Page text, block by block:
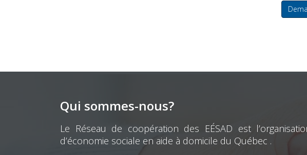
Qui sommes-nous?
Le Réseau de coopération des EÉSAD est
d’économie sociale en aide à domicile du Québec .